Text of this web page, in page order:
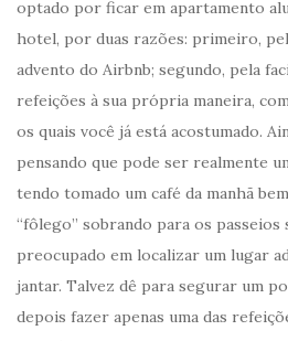
optado por ficar em apartamento
hotel, por duas razões: primeiro,
advento do Airbnb; segundo, pela
refeições à sua própria maneira,
os quais você já está acostumado.
pensando que pode ser realmente
tendo tomado um café da manhã
“fôlego” sobrando para os
preocupado em localizar um lugar
jantar. Talvez dê para segurar um
depois fazer apenas uma das